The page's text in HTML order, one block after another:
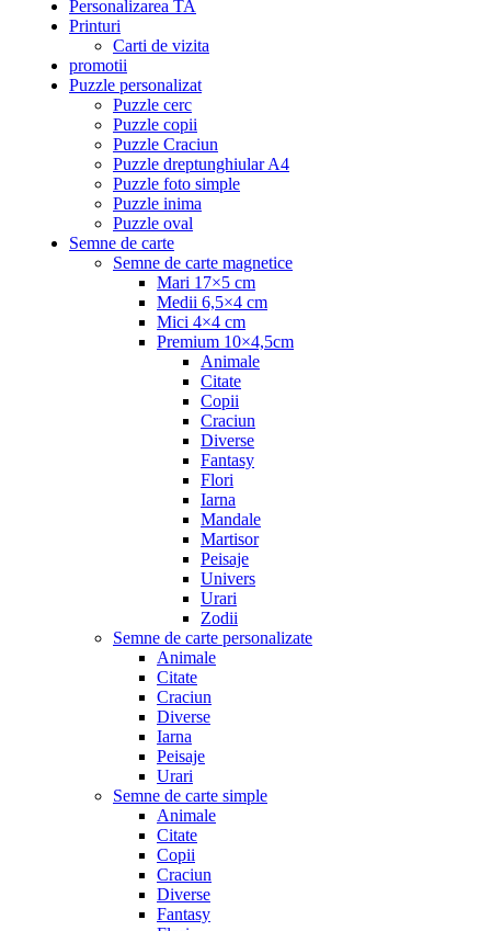
Personalizarea TA
Printuri
Carti de vizita
promotii
Puzzle personalizat
Puzzle cerc
Puzzle copii
Puzzle Craciun
Puzzle dreptunghiular A4
Puzzle foto simple
Puzzle inima
Puzzle oval
Semne de carte
Semne de carte magnetice
Mari 17×5 cm
Medii 6,5×4 cm
Mici 4×4 cm
Premium 10×4,5cm
Animale
Citate
Copii
Craciun
Diverse
Fantasy
Flori
Iarna
Mandale
Martisor
Peisaje
Univers
Urari
Zodii
Semne de carte personalizate
Animale
Citate
Craciun
Diverse
Iarna
Peisaje
Urari
Semne de carte simple
Animale
Citate
Copii
Craciun
Diverse
Fantasy